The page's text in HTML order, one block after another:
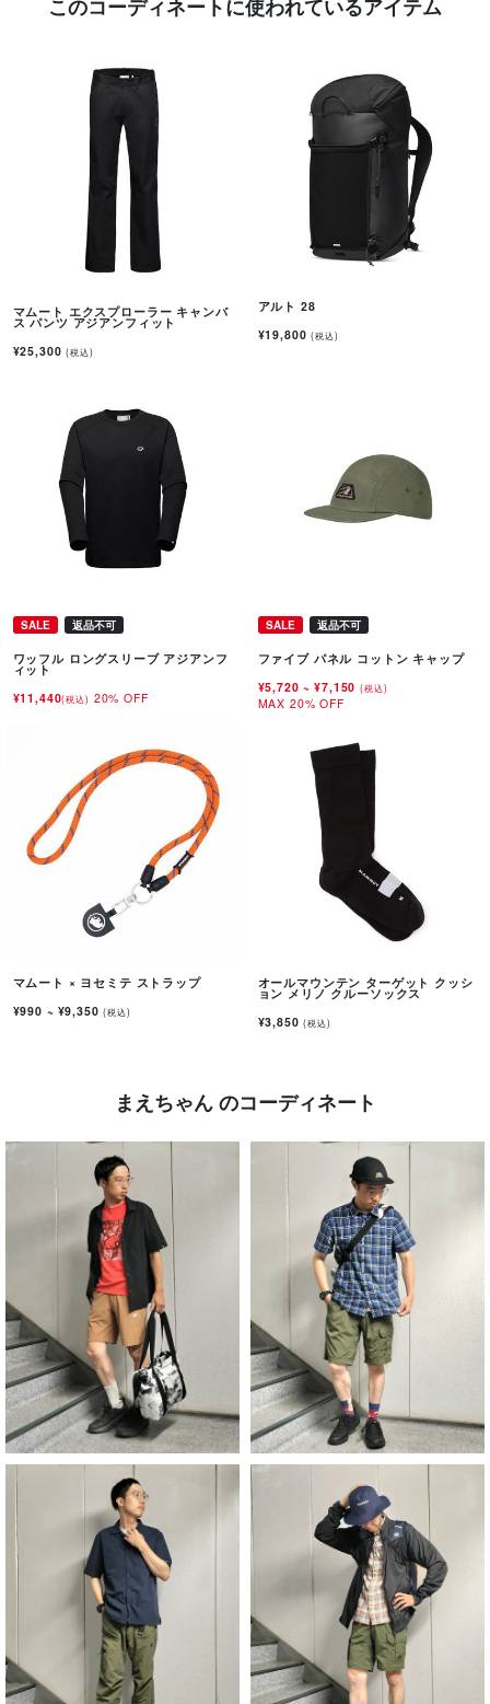
このコーディネートに使われているアイテム
マムート エクスプローラー キャンバ
ス パンツ アジアンフィット
¥25,300(税込)
アルト 28
¥19,800(税込)
SALE 返品不可
ワッフル ロングスリーブ アジアンフ
ィット
¥11,440(税込) 20% OFF
SALE 返品不可
ファイブ パネル コットン キャップ
¥5,720~ ¥7,150(税込)
MAX 20% OFF
マムート × ヨセミテ ストラップ
¥990 ~ ¥9,350(税込)
オールマウンテン ターゲット クッシ
ョン メリノ クルーソックス
¥3,850(税込)
まえちゃん のコーディネート